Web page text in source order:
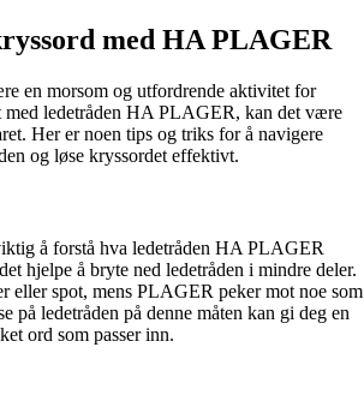
med HA PLAGER
en morsom og utfordrende aktivitet for
med ledetråden HA PLAGER, kan det være
Her er noen tips og triks for å navigere
og løse kryssordet effektivt.
å forstå hva ledetråden HA PLAGER
hjelpe å bryte ned ledetråden i mindre deler.
eller spot, mens PLAGER peker mot noe som
på ledetråden på denne måten kan gi deg en
ord som passer inn.